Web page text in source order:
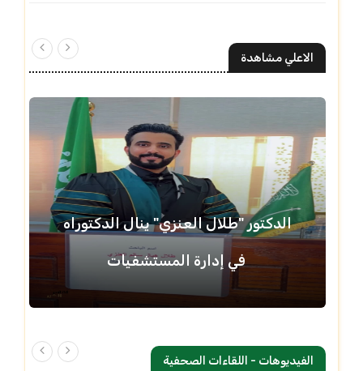
الاعلي مشاهدة
الدكتور "طلال العنزي" ينال الدكتوراه
في إدارة المستشفيات
الفيديوهات - اللقاءات الصحفية